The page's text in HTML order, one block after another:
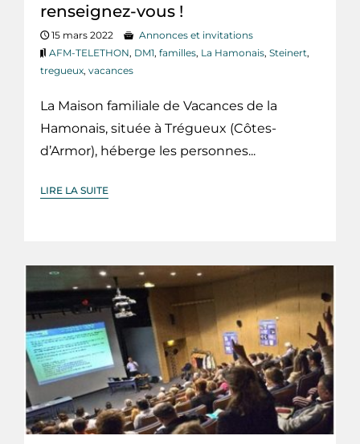
renseignez-vous !
15 mars 2022
Annonces et invitations
AFM-TELETHON, DM1, familles, La Hamonais, Steinert,
tregueux, vacances
La Maison familiale de Vacances de la
Hamonais, située à Trégueux (Côtes-
d’Armor), héberge les personnes...
LIRE LA SUITE